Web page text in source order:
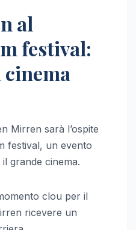
al
festival:
cinema
Mirren sarà l’ospite
festival, un evento
grande cinema.
clou per il
ricevere un